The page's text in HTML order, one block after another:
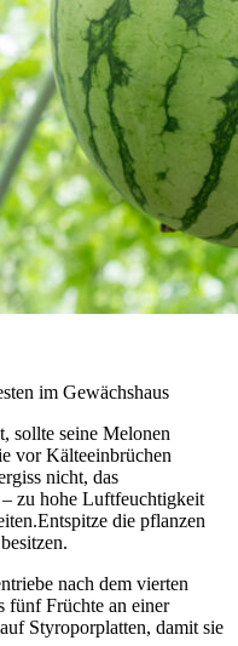
im Gewächshaus
sollte seine Melonen
vor Kälteeinbrüchen
nicht, das
– zu hohe Luftfeuchtigkeit
die pflanzen
nach dem vierten
fünf Früchte an einer
Styroporplatten, damit sie